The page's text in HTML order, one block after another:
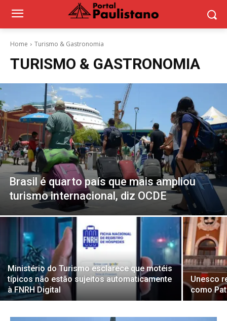
Home Turismo & Gastronomia
TURISMO & GASTRONOMIA
Brasil é quarto país que mais ampliou
turismo internacional, diz OCDE
Ministério do Turismo esclarece que motéis
típicos não estão sujeitos automaticamente
à FNRH Digital
Unesco
como